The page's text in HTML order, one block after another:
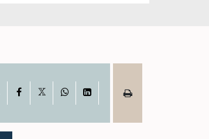
Facebook WhatsAppLinkedIn